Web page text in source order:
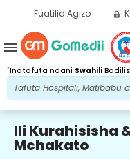
Fuatilia Agizo
*Inatafuta ndani Swahili
menu
Ili Kurahisisha
Mchakato